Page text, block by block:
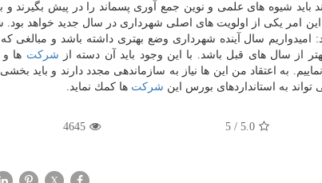
باید شیوه های علمی و نوین جمع آوری پسماند را در پیش بگیرند و
این امر یكی از اولویت های اصلی شهرداری در سال جدید خواهد بود.
امیدواریم سال آینده شهرداری وضع بهتری داشته باشد و مبالغی كه
از سال های قبل باشد. با این وجود باید آن دسته از شركت ها و
به اعتقاد من این ها نیاز به سازماندهی مجدد دارند و باید
به استانداردهای بورس این شركت ها كمك نماید.
5.0
/
5
4645
X